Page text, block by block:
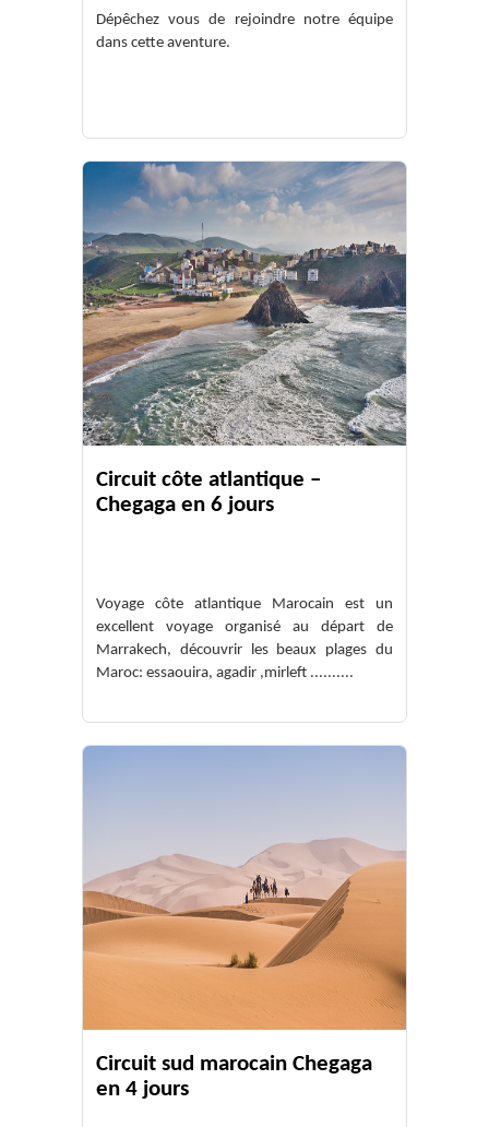
Dépêchez vous de rejoindre notre équipe
dans cette aventure.
Circuit côte atlantique –
Chegaga en 6 jours
Voyage côte atlantique Marocain est un
excellent voyage organisé au départ de
Marrakech, découvrir les beaux plages du
Maroc: essaouira, agadir ,mirleft ..........
Circuit sud marocain Chegaga
en 4 jours